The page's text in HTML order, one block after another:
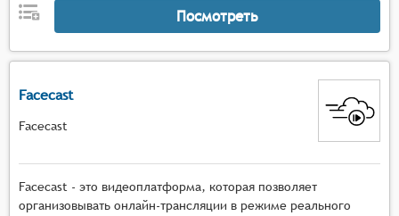
Посмотреть
Facecast
Facecast
Facecast - это видеоплатформа, которая позволяет
организовывать онлайн-трансляции в режиме реального